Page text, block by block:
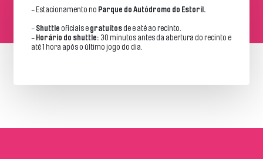
- Estacionamento no Parque do Autódromo do Estoril.
- Shuttle oficiais e gratuitosde e até ao recinto.
- Horário do shuttle: 30 minutos antes da abertura do recinto e
até 1 hora após o último jogo do dia.